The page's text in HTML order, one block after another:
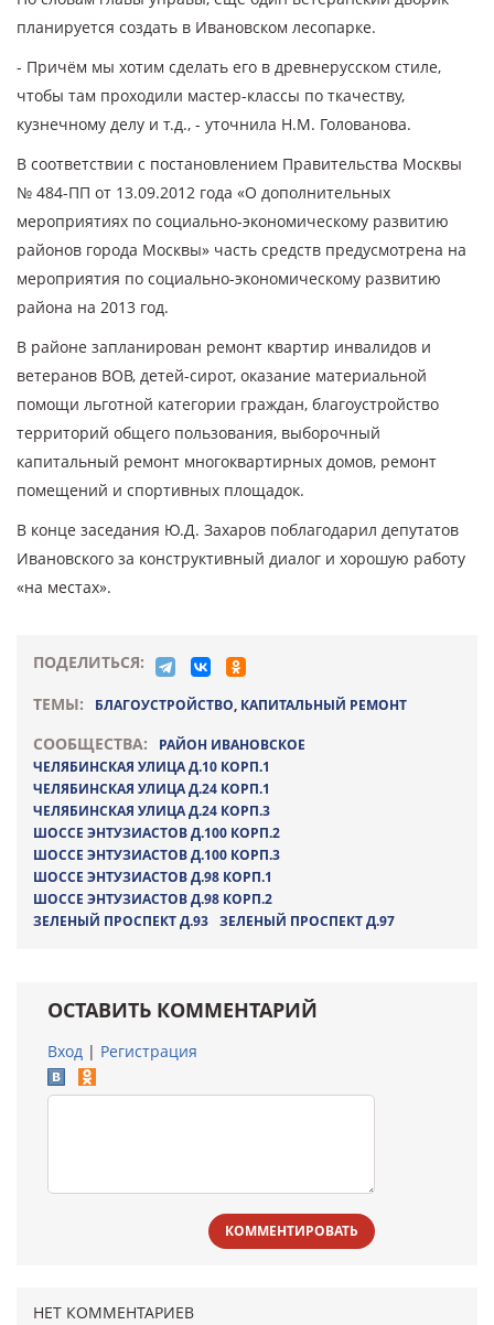
планируется создать в Ивановском лесопарке.
- Причём мы хотим сделать его в древнерусском стиле,
чтобы там проходили мастер-классы по ткачеству,
кузнечному делу и т.д., - уточнила Н.М. Голованова.
В соответствии с постановлением Правительства Москвы
№ 484-ПП от 13.09.2012 года «О дополнительных
мероприятиях по социально-экономическому развитию
районов города Москвы» часть средств предусмотрена на
мероприятия по социально-экономическому развитию
района на 2013 год.
В районе запланирован ремонт квартир инвалидов и
ветеранов ВОВ, детей-сирот, оказание материальной
помощи льготной категории граждан, благоустройство
территорий общего пользования, выборочный
капитальный ремонт многоквартирных домов, ремонт
помещений и спортивных площадок.
В конце заседания Ю.Д. Захаров поблагодарил депутатов
Ивановского за конструктивный диалог и хорошую работу
«на местах».
ПОДЕЛИТЬСЯ:
ТЕМЫ:
БЛАГОУСТРОЙСТВО, КАПИТАЛЬНЫЙ РЕМОНТ
СООБЩЕСТВА:
РАЙОН ИВАНОВСКОЕ
ЧЕЛЯБИНСКАЯ УЛИЦА Д.10 КОРП.1
ЧЕЛЯБИНСКАЯ УЛИЦА Д.24 КОРП.1
ЧЕЛЯБИНСКАЯ УЛИЦА Д.24 КОРП.3
ШОССЕ ЭНТУЗИАСТОВ Д.100 КОРП.2
ШОССЕ ЭНТУЗИАСТОВ Д.100 КОРП.3
ШОССЕ ЭНТУЗИАСТОВ Д.98 КОРП.1
ШОССЕ ЭНТУЗИАСТОВ Д.98 КОРП.2
ЗЕЛЕНЫЙ ПРОСПЕКТ Д.93 ЗЕЛЕНЫЙ ПРОСПЕКТ Д.97
ОСТАВИТЬ КОММЕНТАРИЙ
Вход | Регистрация
КОММЕНТИРОВАТЬ
НЕТ КОММЕНТАРИЕВ